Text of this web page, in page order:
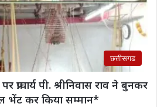
छत्तीसगढ
प्राचार्य पी. श्रीनिवास राव‌ ने बुनकर
भेंट कर किया सम्मान*